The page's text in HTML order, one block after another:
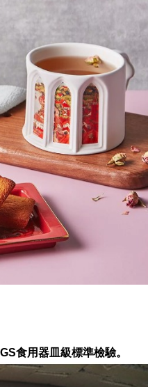
食用器皿級標準檢驗。